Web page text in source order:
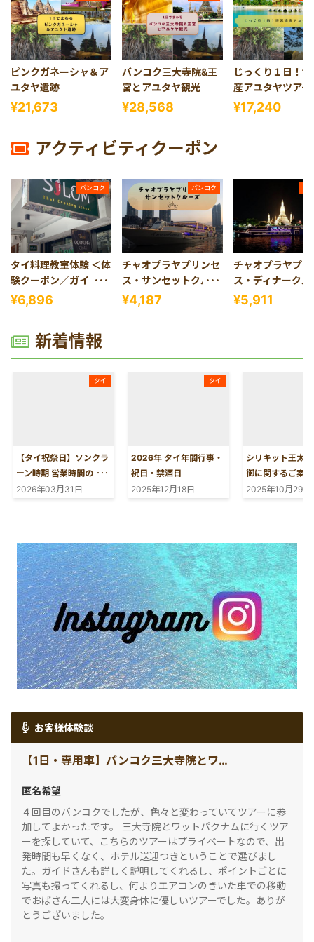
ピンクガネーシャ＆ア
ユタヤ遺跡
¥21,673
バンコク三大寺院&王
宮とアユタヤ観光
¥28,568
じっくり１日！
産アユタヤツアー
¥17,240
アクティビティクーポン
バンコク
タイ料理教室体験 ＜体
験クーポン／ガイド・
送迎なし＞
¥6,896
バンコク
チャオプラヤプリンセ
ス・サンセットクルー
ズ＜乗船チケット＞
¥4,187
チャオプラヤプ
ス・ディナークル
＜乗船チケット＞
¥5,911
新着情報
タイ
【タイ祝祭日】ソンクラ
ーン時期 営業時間のお知
らせ (2026年4月13日～
2026年03月31日
タイ
2026年 タイ年間行事・
祝日・禁酒日
2025年12月18日
シリキット王太
御に関するご案内
（2025年10月
2025年10月29日
お客様体験談
【1日・専用車】バンコク三大寺院とワットパクナム
匿名希望
４回目のバンコクでしたが、色々と変わっていてツアーに参
加してよかったです。 三大寺院とワットパクナムに行くツア
ーを探していて、こちらのツアーはプライベートなので、出
発時間も早くなく、ホテル送迎つきということで選びまし
た。ガイドさんも詳しく説明してくれるし、ポイントごとに
写真も撮ってくれるし、何よりエアコンのきいた車での移動
でおばさん二人には大変身体に優しいツアーでした。ありが
とうございました。
ボジア